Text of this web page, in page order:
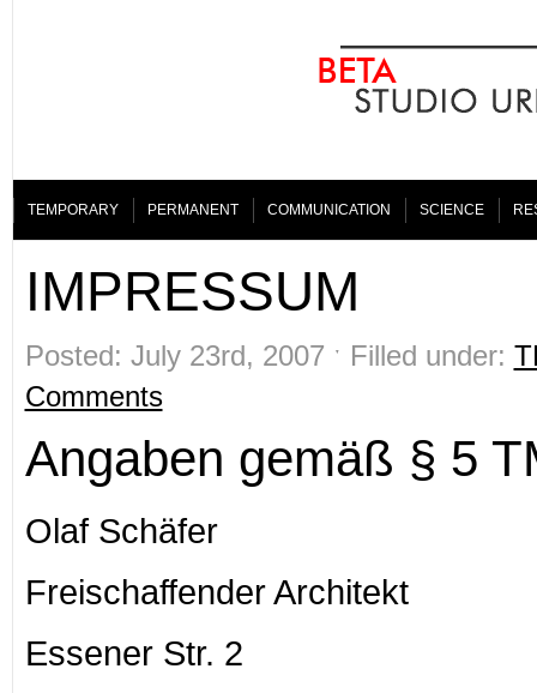
TEMPORARY PERMANENT COMMUNICATION SCIENCE
IMPRESSUM
Posted: July 23rd, 2007 ˑ Filled under:
Comments
Angaben gemäß § 5
Olaf Schäfer
Freischaffender Architekt
Essener Str. 2